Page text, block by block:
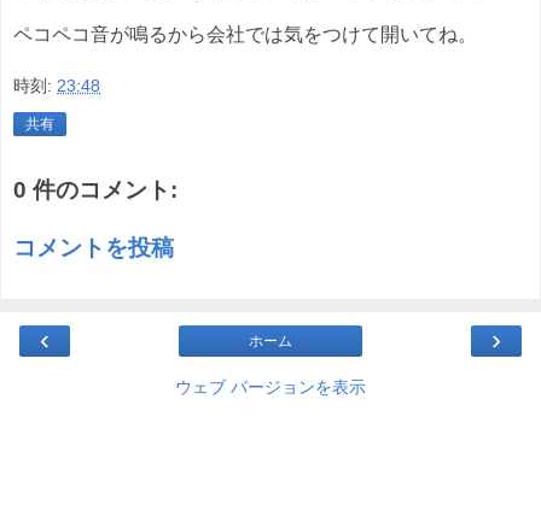
ペコペコ音が鳴るから会社では気をつけて開いてね。
時刻: 23:48
共有
0 件のコメント:
コメントを投稿
‹ ›
ホーム
ウェブ バージョンを表示